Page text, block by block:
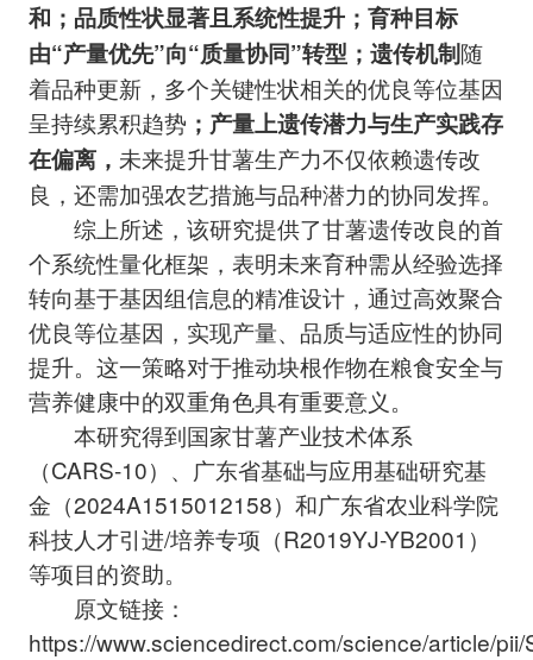
和 ； 品质性状显著且系统性提升； 育种目标
由“产量优先”向“质量协同”转型 ； 遗传机制随
着品种更新，多个关键性状相关的优良等位基因
呈持续累积趋势 ； 产量上遗传潜力与生产实践存
在偏离， 未来提升甘薯生产力不仅依赖遗传改
良，还需加强农艺措施与品种潜力的协同发挥。
综上所述，该研究提供了甘薯遗传改良的首
个系统性量化框架，表明未来育种需从经验选择
转向基于基因组信息的精准设计，通过高效聚合
优良等位基因，实现产量、品质与适应性的协同
提升。这一策略对于推动块根作物在粮食安全与
营养健康中的双重角色具有重要意义。
本研究得到国家甘薯产业技术体系
（CARS-10）、广东省基础与应用基础研究基
金（2024A1515012158）和广东省农业科学院
科技人才引进/培养专项（R2019YJ-YB2001）
等项目的资助。
原文链接：
https://www.sciencedirect.com/science/article/